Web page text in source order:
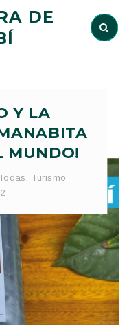
DE
Y LA
MUNDO!
Todas
Turismo